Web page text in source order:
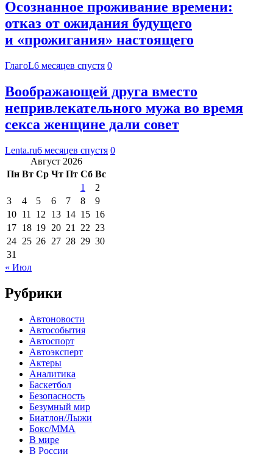
Осознанное проживание времени:
отказ от ожидания будущего
и «прожигания» настоящего
ГлагоL6 месяцев спустя 0
Воображающей друга вместо
непривлекательного мужа во время
секса женщине дали совет
Lenta.ru6 месяцев спустя 0
Август 2026
Пн Вт Ср Чт Пт Сб Вс
1
2
3
4 5 6 7 8
9
10 11 12 13 14 15 16
17 18 19 20 21 22 23
24 25 26 27 28 29 30
31
« Июл
Рубрики
Автоновости
Автособытия
Автоспорт
Автоэксперт
Актеры
Аналитика
Баскетбол
Безопасность
Безумный мир
Биатлон/Лыжи
Бокс/MMA
В мире
В России